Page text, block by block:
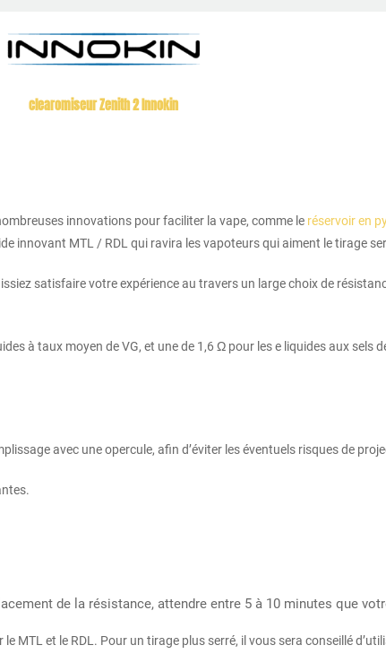
clearomiseur Zenith 2 Innokin
innovations pour faciliter la vape, comme le réservoir en
innovant MTL / RDL qui ravira les vapoteurs qui aiment le tirage
satisfaire votre expérience au travers un large choix de
à taux moyen de VG, et une de 1,6 Ω pour les e liquides aux sels
avec une opercule, afin d’éviter les éventuels risques de
de la résistance, attendre entre 5 à 10 minutes que
MTL et le RDL. Pour un tirage plus serré, il vous sera conseillé